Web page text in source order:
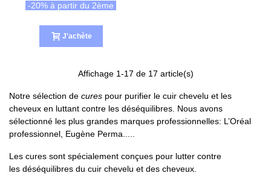
-20% à partir du 2ème
J'achète
Affichage 1-17 de 17 article(s)
Notre sélection de cures pour purifier le cuir chevelu et les
cheveux en luttant contre les déséquilibres. Nous avons
sélectionné les plus grandes marques professionnelles: L’Oréal
professionnel, Eugène Perma.....
Les cures sont spécialement conçues pour lutter contre
les déséquilibres du cuir chevelu et des cheveux.